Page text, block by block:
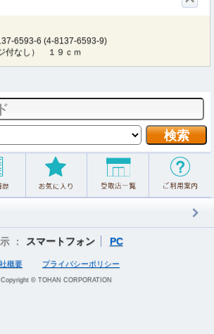
6593-6 (4-8137-6593-9)
付なし） １９ｃｍ
： スマートフォン PC
概要 プライバシーポリシー
Copyright © TOHAN CORPORATION